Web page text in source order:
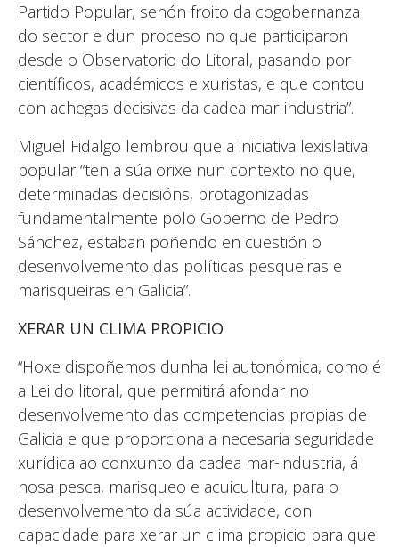
Partido Popular, senón froito da cogobernanza
do sector e dun proceso no que participaron
desde o Observatorio do Litoral, pasando por
científicos, académicos e xuristas, e que contou
con achegas decisivas da cadea mar-industria”.
Miguel Fidalgo lembrou que a iniciativa lexislativa
popular “ten a súa orixe nun contexto no que,
determinadas decisións, protagonizadas
fundamentalmente polo Goberno de Pedro
Sánchez, estaban poñendo en cuestión o
desenvolvemento das políticas pesqueiras e
marisqueiras en Galicia”.
XERAR UN CLIMA PROPICIO
“Hoxe dispoñemos dunha lei autonómica, como é
a Lei do litoral, que permitirá afondar no
desenvolvemento das competencias propias de
Galicia e que proporciona a necesaria seguridade
xurídica ao conxunto da cadea mar-industria, á
nosa pesca, marisqueo e acuicultura, para o
desenvolvemento da súa actividade, con
capacidade para xerar un clima propicio para que